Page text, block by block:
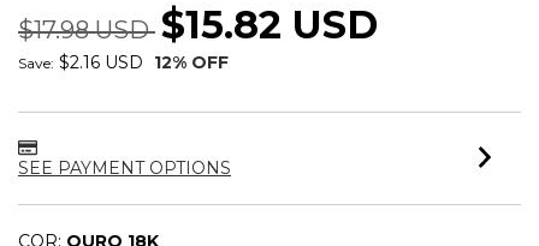
$17.98 USD $15.82 USD
Save: $2.16 USD 12% OFF
SEE PAYMENT OPTIONS
COR: OURO 18K